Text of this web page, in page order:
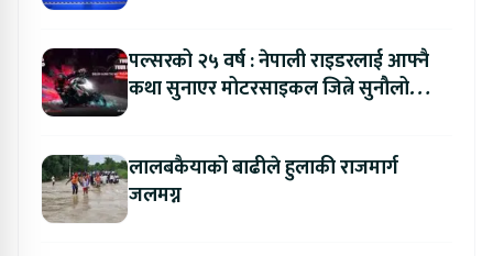
पल्सरको २५ वर्ष : नेपाली राइडरलाई आफ्नै
कथा सुनाएर मोटरसाइकल जित्ने सुनौलो
लालबकैयाको बाढीले हुलाकी राजमार्ग
जलमग्न